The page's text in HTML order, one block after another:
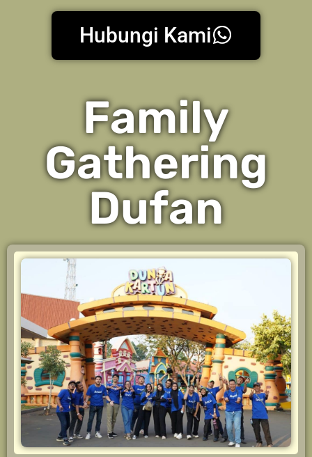
Hubungi Kami
Family
Gathering
Dufan